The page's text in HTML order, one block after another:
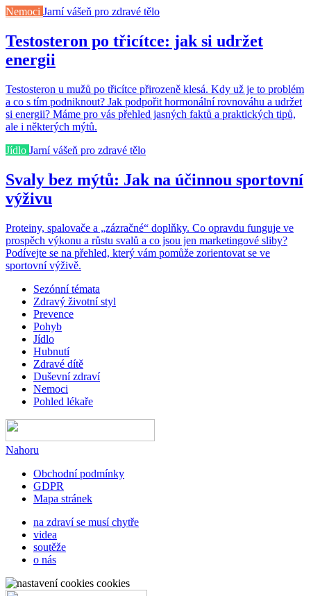
Nemoci Jarní vášeň pro zdravé tělo
Testosteron po třicítce: jak si udržet
energii
Testosteron u mužů po třicítce přirozeně klesá. Kdy už je to problém
a co s tím podniknout? Jak podpořit hormonální rovnováhu a udržet
si energii? Máme pro vás přehled jasných faktů a praktických tipů,
ale i některých mýtů.
Jídlo Jarní vášeň pro zdravé tělo
Svaly bez mýtů: Jak na účinnou sportovní
výživu
Proteiny, spalovače a „zázračné“ doplňky. Co opravdu funguje ve
prospěch výkonu a růstu svalů a co jsou jen marketingové sliby?
Podívejte se na přehled, který vám pomůže zorientovat se ve
sportovní výživě.
Sezónní témata
Zdravý životní styl
Prevence
Pohyb
Jídlo
Hubnutí
Zdravé dítě
Duševní zdraví
Nemoci
Pohled lékaře
Nahoru
Obchodní podmínky
GDPR
Mapa stránek
na zdraví se musí chytře
videa
soutěže
o nás
cookies